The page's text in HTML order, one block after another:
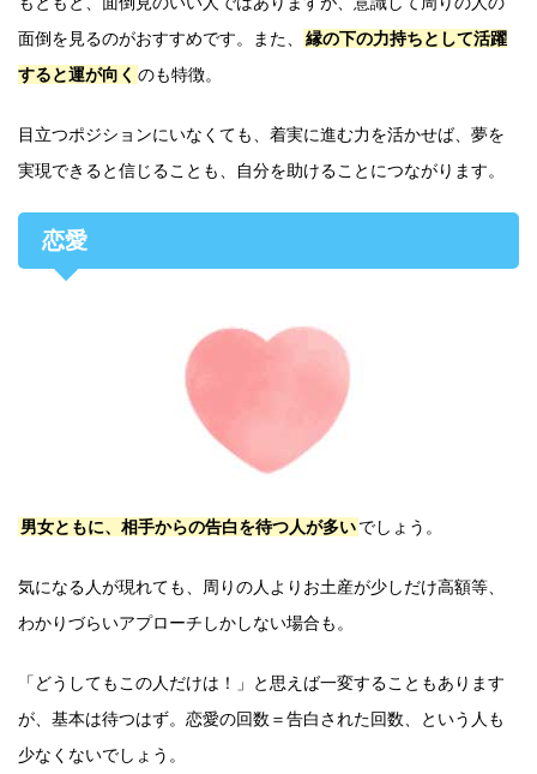
面倒を見るのがおすすめです。また、
縁の下の力持ちとして活躍
すると運が向く のも特徴。
目立つポジションにいなくても、着実に進む力を活かせば、夢を
実現できると信じることも、自分を助けることにつながります。
恋愛
男女ともに、相手からの告白を待つ人が多いでしょう。
気になる人が現れても、周りの人よりお土産が少しだけ高額等、
わかりづらいアプローチしかしない場合も。
「どうしてもこの人だけは！」と思えば一変することもあります
が、基本は待つはず。恋愛の回数＝告白された回数、という人も
少なくないでしょう。